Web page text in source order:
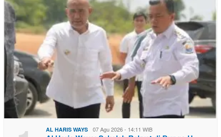
AL HARIS WAYS 07 Agu 2026 - 14:11 WIB